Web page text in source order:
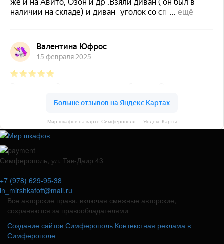
Мир шкафов на карте Симферополя — Яндекс Карты
Симферополь, ул. Тав-Даир 43
+7 (978) 629-95-38
in_mirshkafoff@mail.ru
Все авторские права, включая смежные авторские,
сохраняются за правообладателями
Создание сайтов Симферополь Контекстная реклама в
Симферополе